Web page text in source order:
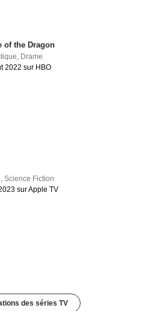
of the Dragon
Drame
2022 sur HBO
,Science Fiction
sur Apple TV
des séries TV